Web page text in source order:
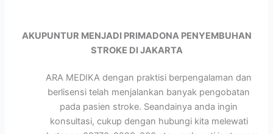
AKUPUNTUR MENJADI PRIMADONA PENYEMBUHAN
STROKE DI JAKARTA
ARA MEDIKA dengan praktisi berpengalaman dan
berlisensi telah menjalankan banyak pengobatan
pada pasien stroke. Seandainya anda ingin
konsultasi, cukup dengan hubungi kita melewati